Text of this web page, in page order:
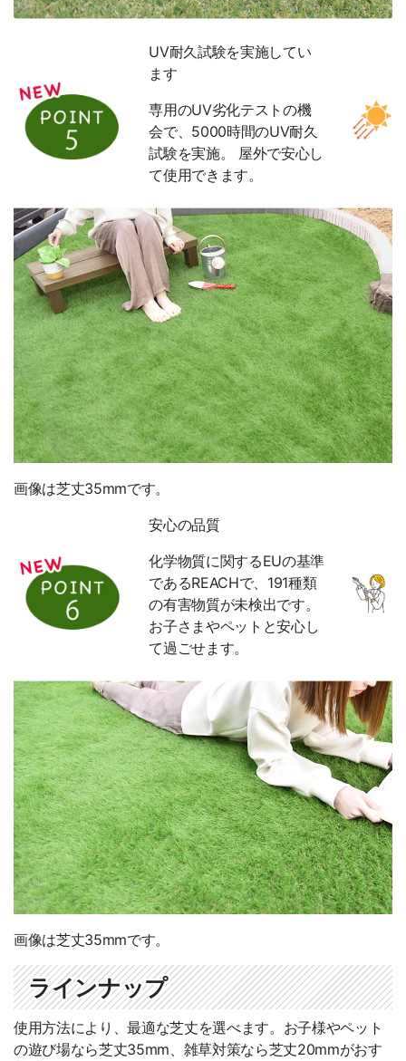
UV耐久試験を実施してい
ます
専用のUV劣化テストの機
会で、5000時間のUV耐久
試験を実施。 屋外で安心し
て使用できます。
画像は芝丈35mmです。
安心の品質
化学物質に関するEUの基準
であるREACHで、191種類
の有害物質が未検出です。
お子さまやペットと安心し
て過ごせます。
画像は芝丈35mmです。
ラインナップ
使用方法により、最適な芝丈を選べます。お子様やペット
の遊び場なら芝丈35mm、雑草対策なら芝丈20mmがおす